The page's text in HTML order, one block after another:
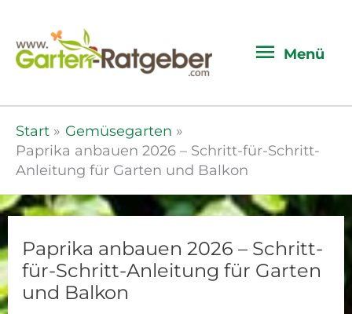
Menü
Start
Gemüsegarten
Paprika anbauen 2026 – Schritt-für-Schritt-
Anleitung für Garten und Balkon
Paprika anbauen 2026 – Schritt-
für-Schritt-Anleitung für Garten
und Balkon